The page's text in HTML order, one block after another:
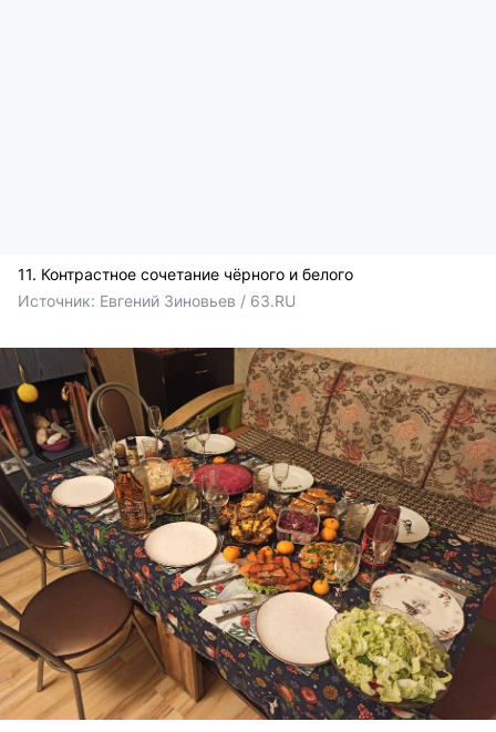
11. Контрастное сочетание чёрного и белого
Источник: Евгений Зиновьев / 63.RU